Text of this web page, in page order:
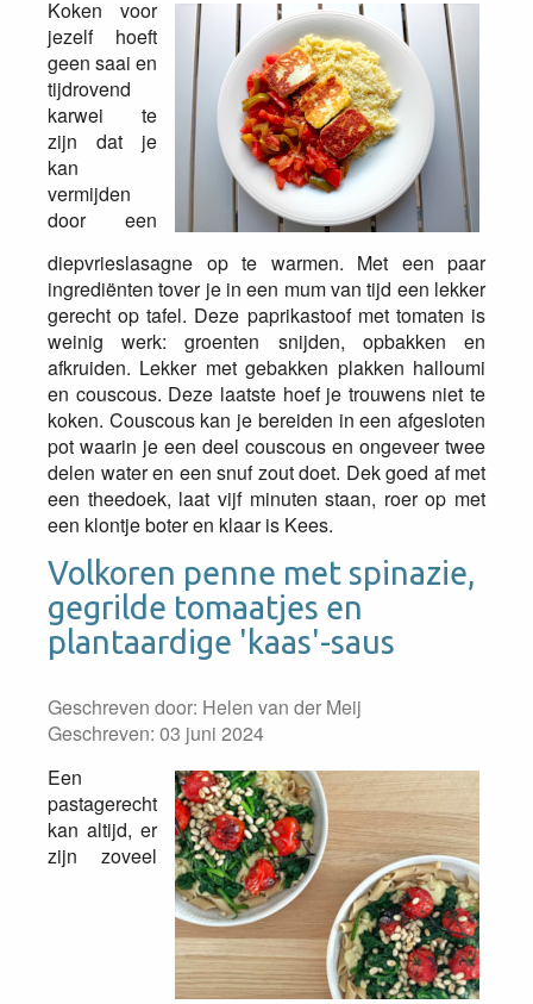
Koken voor
jezelf hoeft
geen saai en
tijdrovend
karwei te
zijn dat je
kan
vermijden
door een
diepvrieslasagne op te warmen. Met een paar
ingrediënten tover je in een mum van tijd een lekker
gerecht op tafel. Deze paprikastoof met tomaten is
weinig werk: groenten snijden, opbakken en
afkruiden. Lekker met gebakken plakken halloumi
en couscous. Deze laatste hoef je trouwens niet te
koken. Couscous kan je bereiden in een afgesloten
pot waarin je een deel couscous en ongeveer twee
delen water en een snuf zout doet. Dek goed af met
een theedoek, laat vijf minuten staan, roer op met
een klontje boter en klaar is Kees.
Volkoren penne met spinazie,
gegrilde tomaatjes en
plantaardige 'kaas'-saus
Geschreven door: Helen van der Meij
Geschreven: 03 juni 2024
Een
pastagerecht
kan altijd, er
zijn zoveel